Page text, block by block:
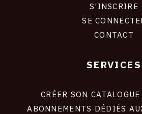
S'INSCRIRE
SE
CONTACT
SERVICES
CRÉER SON
ABONNEMENTS DÉDIÉS